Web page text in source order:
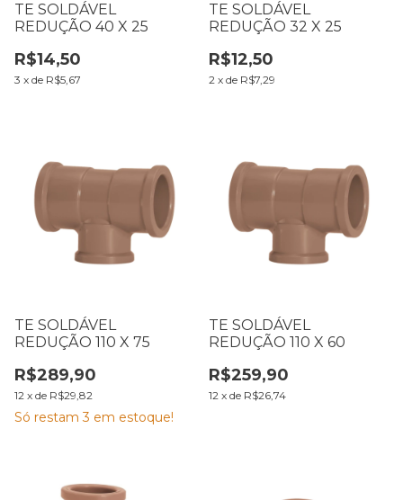
TE SOLDÁVEL
REDUÇÃO 40 X 25
R$14,50
3 x de R$5,67
TE SOLDÁVEL
REDUÇÃO 32 X 25
R$12,50
2 x de R$7,29
TE SOLDÁVEL
REDUÇÃO 110 X 75
R$289,90
12 x de R$29,82
Só restam3 em estoque!
TE SOLDÁVEL
REDUÇÃO 110 X 60
R$259,90
12 x de R$26,74